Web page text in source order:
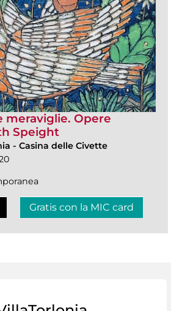
meraviglie. Opere
Speight
- Casina delle Civette
Gratis con la MIC card